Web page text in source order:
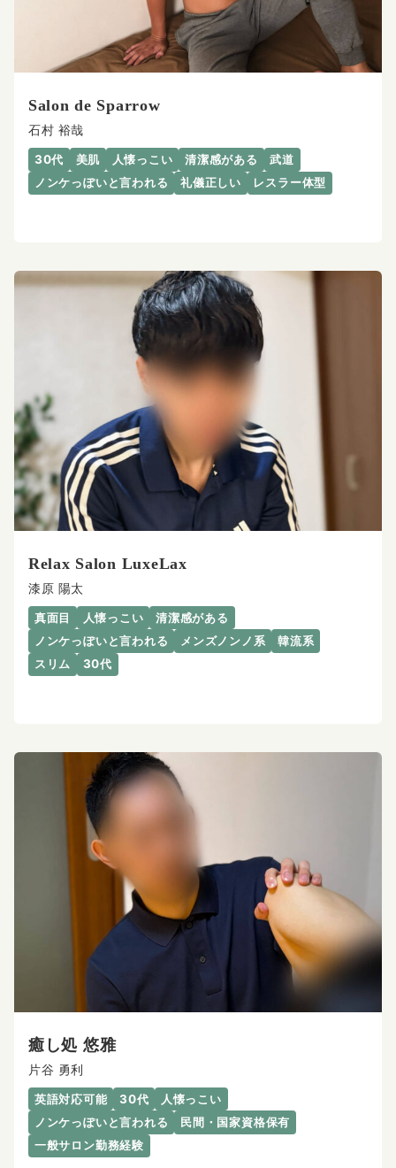
Salon de Sparrow
石村 裕哉
30代 美肌 人懐っこい 清潔感がある
武道
ノンケっぽいと言われる
礼儀正しい レスラー体型
Relax Salon LuxeLax
漆原 陽太
真面目 人懐っこい
清潔感がある
ノンケっぽいと言われる
メンズノンノ系
韓流系
スリム
30代
癒し処 悠雅
片谷 勇利
英語対応可能 30代
人懐っこい
ノンケっぽいと言われる
民間・国家資格保有
一般サロン勤務経験